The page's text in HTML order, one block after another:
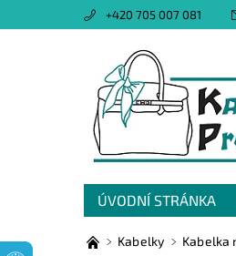
+420 705 007 081
ÚVODNÍ STRÁNKA
OBCHODNÍ PODMÍNKY
Kabelky Kabelka